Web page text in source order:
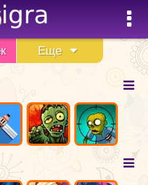
Еще